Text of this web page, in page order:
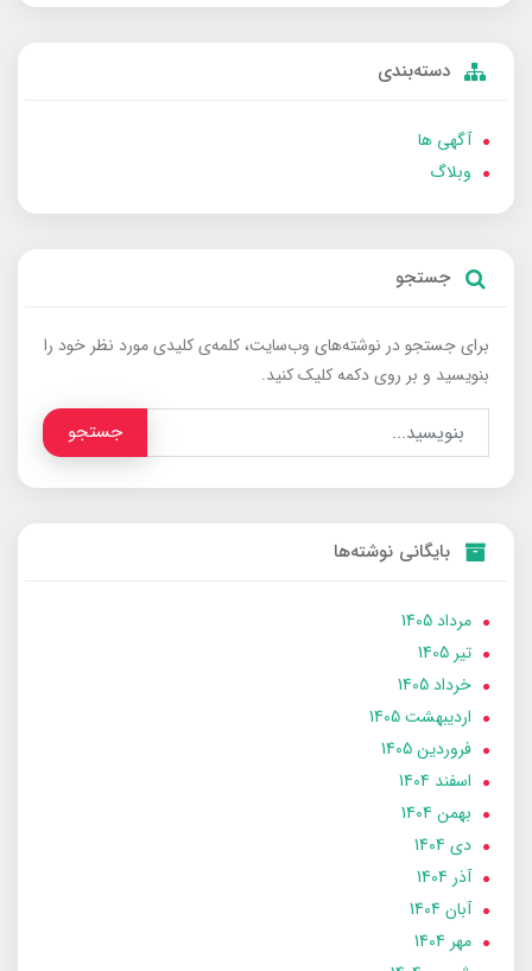
دسته‌بندی
آگهی ها
وبلاگ
جستجو
برای جستجو در نوشته‌های وب‌سایت، کلمه‌ی کلیدی مورد نظر خود را
بنویسید و بر روی دکمه کلیک کنید.
جستجو
بایگانی نوشته‌ها
مرداد 1405
تير 1405
خرداد 1405
ارديبهشت 1405
فروردین 1405
اسفند 1404
بهمن 1404
دی 1404
آذر 1404
آبان 1404
مهر 1404